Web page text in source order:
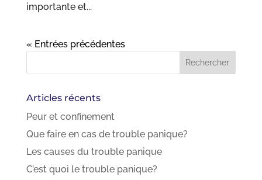
importante et...
« Entrées précédentes
Articles récents
Peur et confinement
Que faire en cas de trouble panique?
Les causes du trouble panique
C’est quoi le trouble panique?